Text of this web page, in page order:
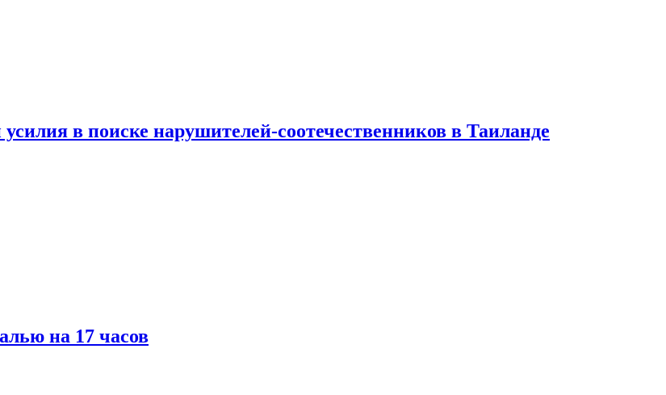
в поиске нарушителей-соотечественников в Таиланде
на 17 часов